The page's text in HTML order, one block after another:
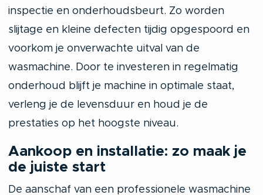
inspectie en onderhoudsbeurt. Zo worden
slijtage en kleine defecten tijdig opgespoord en
voorkom je onverwachte uitval van de
wasmachine. Door te investeren in regelmatig
onderhoud blijft je machine in optimale staat,
verleng je de levensduur en houd je de
prestaties op het hoogste niveau.
Aankoop en installatie: zo maak je
de juiste start
De aanschaf van een professionele wasmachine